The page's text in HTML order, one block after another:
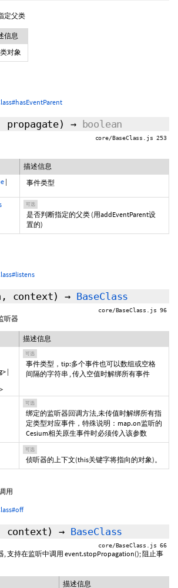
定父类
信息
对象
propagate) → boolean
core/BaseClass.js 253
描述信息
|
事件类型
可选
是否判断指定的父类 (用addEventParent设
置的)
, context) → BaseClass
core/BaseClass.js 96
听器
描述信息
|
>
可选
事件类型，tip:多个事件也可以数组或空格
间隔的字符串 , 传入空值时解绑所有事件
可选
绑定的监听器回调方法,未传值时解绑所有指
定类型对应事件，特殊说明：map.on监听的
Cesium相关原生事件时必须传入该参数
可选
侦听器的上下文(this关键字将指向的对象)。
用
context) → BaseClass
core/BaseClass.js 66
支持在监听中调用 event.stopPropagation(); 阻止事
描述信息